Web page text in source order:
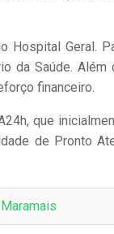
Hospital Geral.
da Saúde. Além
financeiro.
que
de Pronto